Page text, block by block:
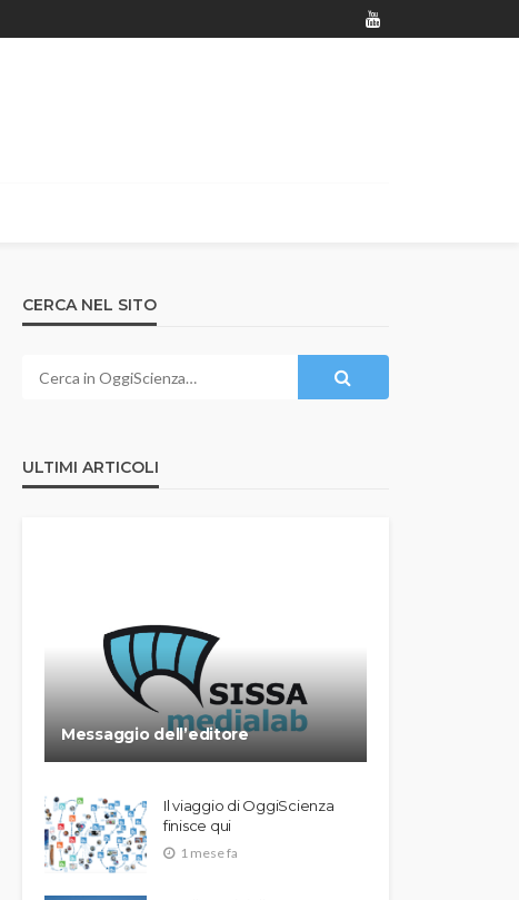
CERCA NEL SITO
ULTIMI ARTICOLI
Messaggio dell’editore
Il viaggio di OggiScienza
finisce qui
1 mese fa